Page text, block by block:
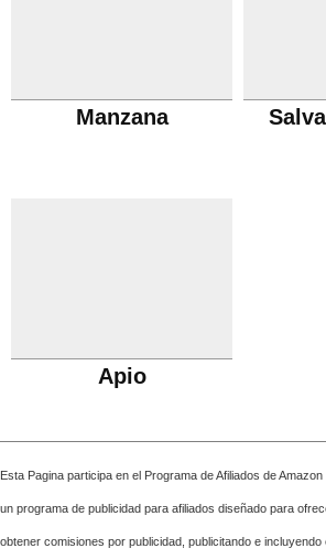
Manzana
Apio
Esta Pagina participa en el Programa de Afiliados de
un programa de publicidad para afiliados diseñado para
obtener comisiones por publicidad, publicitando e